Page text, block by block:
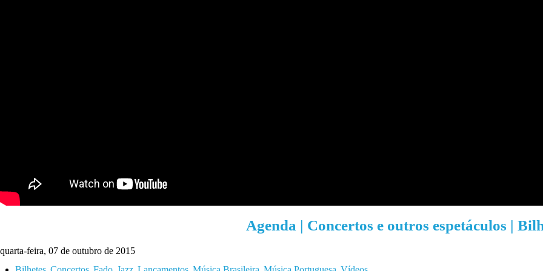
Agenda | Concertos e outros espetáculos |
quarta-feira, 07 de outubro de 2015